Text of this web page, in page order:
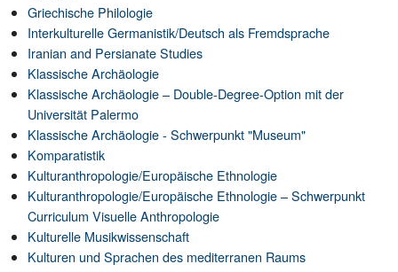
Griechische Philologie
Interkulturelle Germanistik/Deutsch als Fremdsprache
Iranian and Persianate Studies
Klassische Archäologie
Klassische Archäologie – Double-Degree-Option mit der
Universität Palermo
Klassische Archäologie - Schwerpunkt "Museum"
Komparatistik
Kulturanthropologie/Europäische Ethnologie
Kulturanthropologie/Europäische Ethnologie – Schwerpunkt
Curriculum Visuelle Anthropologie
Kulturelle Musikwissenschaft
Kulturen und Sprachen des mediterranen Raums